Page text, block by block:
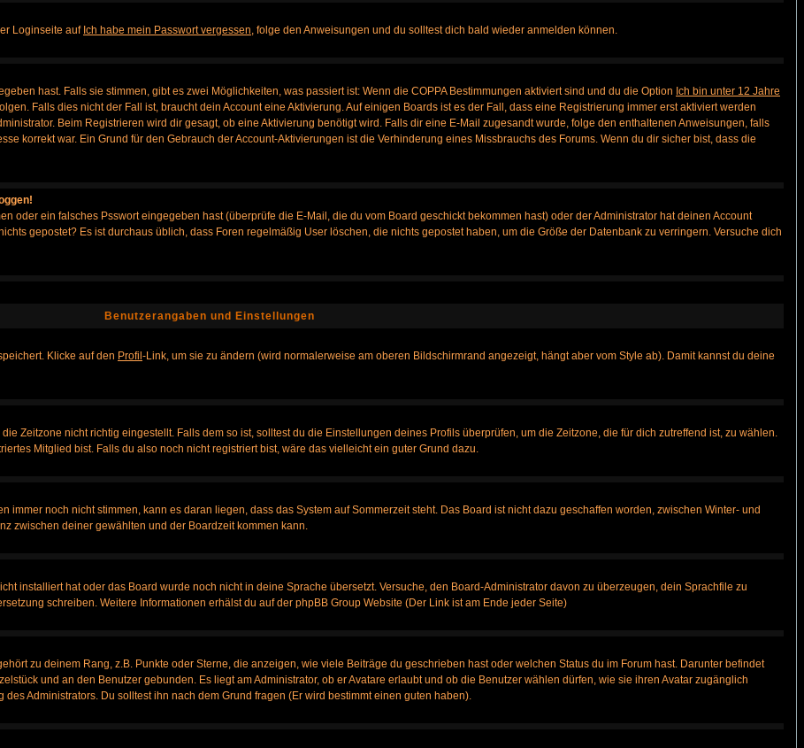
Loginseite auf Ich habe mein Passwort vergessen, folge den Anweisungen und du solltest dich bald wieder anmelden können.
hast. Falls sie stimmen, gibt es zwei Möglichkeiten, was passiert ist: Wenn die COPPA Bestimmungen aktiviert sind und du die Option Ich bin unter 12 Jahre
Falls dies nicht der Fall ist, braucht dein Account eine Aktivierung. Auf einigen Boards ist es der Fall, dass eine Registrierung immer erst aktiviert werden
Beim Registrieren wird dir gesagt, ob eine Aktivierung benötigt wird. Falls dir eine E-Mail zugesandt wurde, folge den enthaltenen Anweisungen, falls
korrekt war. Ein Grund für den Gebrauch der Account-Aktivierungen ist die Verhinderung eines Missbrauchs des Forums. Wenn du dir sicher bist, dass die
oder ein falsches Psswort eingegeben hast (überprüfe die E-Mail, die du vom Board geschickt bekommen hast) oder der Administrator hat deinen Account
gepostet? Es ist durchaus üblich, dass Foren regelmäßig User löschen, die nichts gepostet haben, um die Größe der Datenbank zu verringern. Versuche dich
Benutzerangaben und Einstellungen
Klicke auf den Profil -Link, um sie zu ändern (wird normalerweise am oberen Bildschirmrand angezeigt, hängt aber vom Style ab). Damit kannst du deine
Zeitzone nicht richtig eingestellt. Falls dem so ist, solltest du die Einstellungen deines Profils überprüfen, um die Zeitzone, die für dich zutreffend ist, zu wählen.
Mitglied bist. Falls du also noch nicht registriert bist, wäre das vielleicht ein guter Grund dazu.
noch nicht stimmen, kann es daran liegen, dass das System auf Sommerzeit steht. Das Board ist nicht dazu geschaffen worden, zwischen Winter- und
zwischen deiner gewählten und der Boardzeit kommen kann.
installiert hat oder das Board wurde noch nicht in deine Sprache übersetzt. Versuche, den Board-Administrator davon zu überzeugen, dein Sprachfile zu
schreiben. Weitere Informationen erhälst du auf der phpBB Group Website (Der Link ist am Ende jeder Seite)
zu deinem Rang, z.B. Punkte oder Sterne, die anzeigen, wie viele Beiträge du geschrieben hast oder welchen Status du im Forum hast. Darunter befindet
und an den Benutzer gebunden. Es liegt am Administrator, ob er Avatare erlaubt und ob die Benutzer wählen dürfen, wie sie ihren Avatar zugänglich
Administrators. Du solltest ihn nach dem Grund fragen (Er wird bestimmt einen guten haben).